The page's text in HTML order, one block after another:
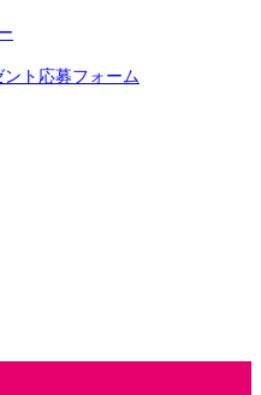
ント応募フォーム